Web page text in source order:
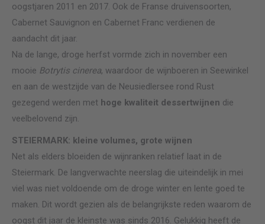
oogstjaren 2011 en 2017. Ook de Franse druivensoorten,
Cabernet Sauvignon en Cabernet Franc verdienen de
aandacht dit jaar.
Na de lange, droge herfst vormde zich in november een
mooie Botrytis cinerea, waardoor de wijnboeren in Seewinkel
en aan de westzijde van de Neusiedlersee rond Rust
gezegend werden met hoge kwaliteit dessertwijnen die
veelbelovend zijn.
STEIERMARK: kleine volumes, grote wijnen
Net als elders bloeiden de wijnranken relatief laat in de
Steiermark. De langverwachte neerslag die uiteindelijk in mei
viel was niet voldoende om de droge winter en lente goed te
maken. Dit wordt gezien als de belangrijkste reden waarom de
oogst dit jaar de kleinste was sinds 2016. Gelukkig heeft de